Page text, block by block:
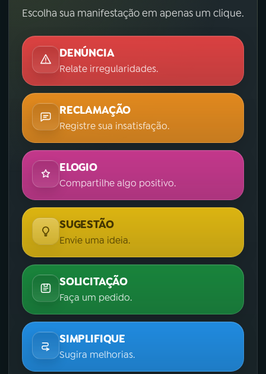
Escolha sua manifestação em apenas um clique.
DENÚNCIA
Relate irregularidades.
RECLAMAÇÃO
Registre sua insatisfação.
ELOGIO
Compartilhe algo positivo.
SUGESTÃO
Envie uma ideia.
SOLICITAÇÃO
Faça um pedido.
SIMPLIFIQUE
Sugira melhorias.